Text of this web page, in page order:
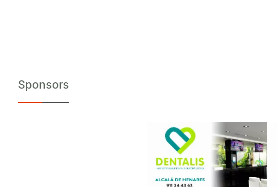
Sponsors